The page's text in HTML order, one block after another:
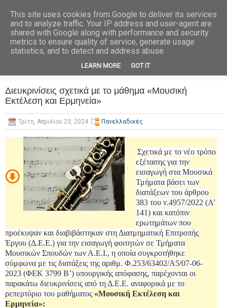
Διευκρινίσεις σχετικά με το μάθημα «Μουσική
Εκτέλεση και Ερμηνεία»
Τρίτη, Απριλίου 23, 2024 Πανελλαδικές
Σχετικά με το νέο τρόπο
εξέτασης για την
εισαγωγή στα Μουσικά
Τμήματα βάσει των
διατάξεων του άρθρου
383 του ν.4957/2022 (Α’
141) και κατόπιν
ερωτημάτων που
προέκυψαν και διαβιβάστηκαν στη Διατμηματική Επιτροπής
Έργου (Δ.Ε.Ε.) για την εισαγωγή φοιτητών σε Τμήματα
Μουσικών Σπουδών των Α.Ε.Ι., η οποία συγκροτήθηκε
σύμφωνα με τις διατάξεις της αριθμ. Φ.253/63402/A5/07-06-
2023 (ΦΕΚ 3799 Β’) υπουργικής απόφασης, παρέχονται οι
παρακάτω διευκρινίσεις από τη Δ.Ε.Ε. αναφορικά με το
ρεπερτόριο του μαθήματος «Μουσική Εκτέλεση και
Ερμηνεία»:
This site uses cookies from Google to deliver its services
and to analyze traffic. Your IP address and user-agent are
shared with Google along with performance and security
metrics to ensure quality of service, generate usage
statistics, and to detect and address abuse.
LEARN MORE GOT IT